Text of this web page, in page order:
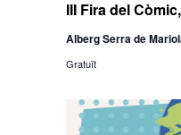
III Fira del
Alberg Serra de
Gratuït